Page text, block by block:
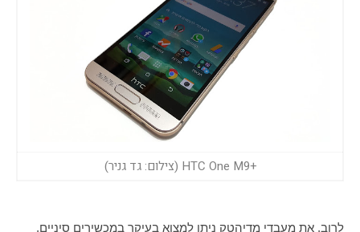
+HTC One M9 (צילום: גד גניר)
לרוב, את מעבדי מדיהטק ניתן למצוא בעיקר במכשירים סיניים.